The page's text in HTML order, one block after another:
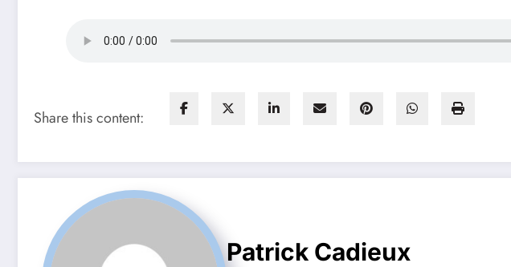
Share this content:
Patrick Cadieux